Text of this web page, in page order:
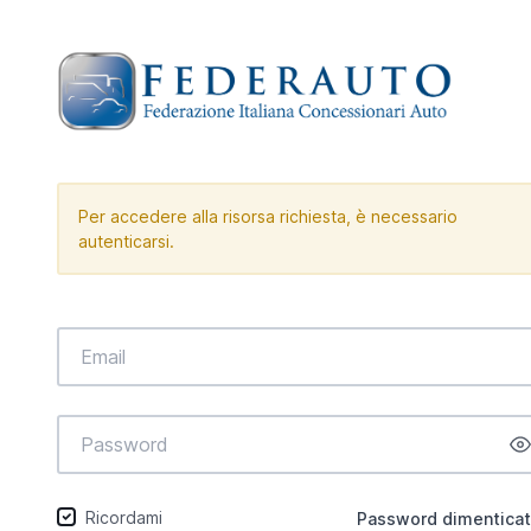
Per accedere alla risorsa richiesta, è necessario
autenticarsi.
Ricordami Password